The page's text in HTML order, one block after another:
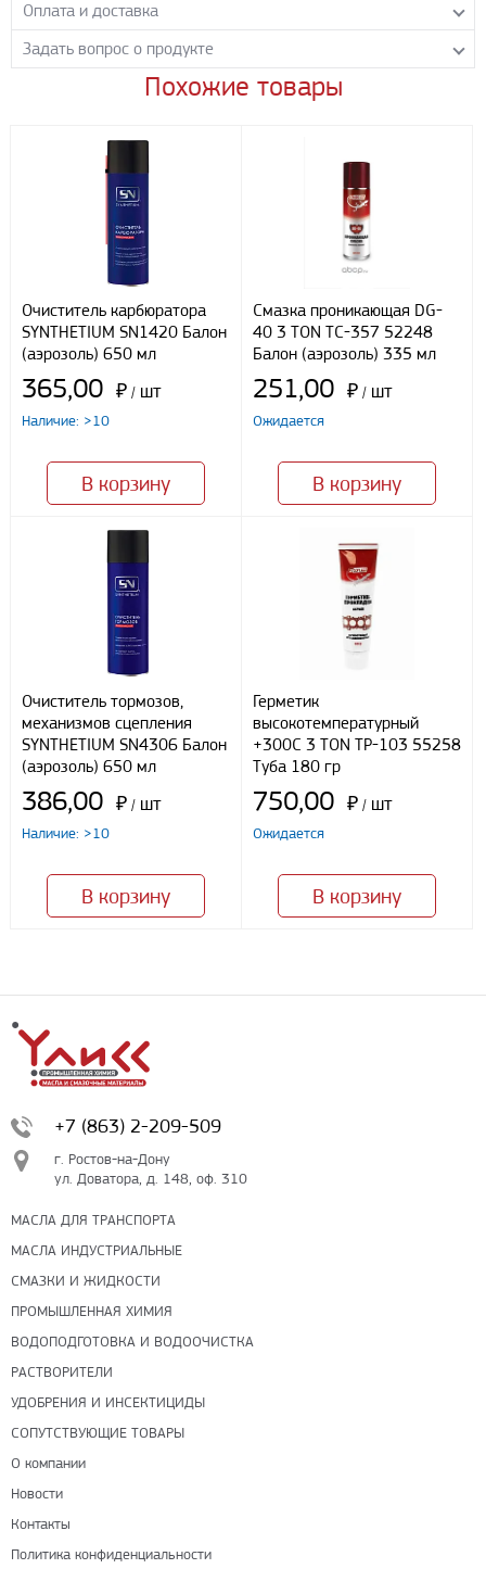
Оплата и доставка
Самовывоз с нашего склада
Понедельник-пятница с 8.00-17.00 без перерыва
Доставка собственным транспортом компании ООО «УЛИСС»
По согласованию с клиентом.
Регионы доставки:
Северо-Кавказский федеральный округ
Южный федеральный округ
Наличными
При получении груза
Безналичный расчет
Задать вопрос о продукте
Задайте нашим менеджерам вопрос о данном продукте.
персональных данных, в соответствии с федеральным законом от
27.07.2006 N152 ФЗ «О персональных данных», на условиях
целей, определенныхПолитикой конфиденциальности
Отправить
Похожие товары
Очиститель карбюратора
SYNTHETIUM SN1420 Балон
(аэрозоль) 650 мл
365,00 ₽ / шт
Наличие: >10
В корзину
Смазка проникающая DG-
40 3 TON ТС-357 52248
Балон (аэрозоль) 335 мл
251,00 ₽ / шт
Ожидается
В корзину
Очиститель тормозов,
механизмов сцепления
SYNTHETIUM SN4306 Балон
(аэрозоль) 650 мл
386,00 ₽ / шт
Наличие: >10
В корзину
Герметик
высокотемпературный
+300С 3 TON ТР-103 55258
Туба 180 гр
750,00 ₽ / шт
Ожидается
В корзину
+7 (863) 2-209-509
г. Ростов-на-Дону
ул. Доватора, д. 148, оф. 310
МАСЛА ДЛЯ ТРАНСПОРТА
МАСЛА ИНДУСТРИАЛЬНЫЕ
СМАЗКИ И ЖИДКОСТИ
ПРОМЫШЛЕННАЯ ХИМИЯ
ВОДОПОДГОТОВКА И ВОДООЧИСТКА
РАСТВОРИТЕЛИ
УДОБРЕНИЯ И ИНСЕКТИЦИДЫ
СОПУТСТВУЮЩИЕ ТОВАРЫ
О компании
Новости
Контакты
Политика конфиденциальности